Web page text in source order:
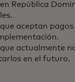
en República
que aceptan
que actualmente
en el futuro.